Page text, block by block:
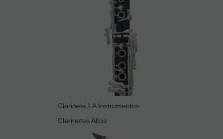
Clarinete LA Instrumentos
Clarinetes Altos